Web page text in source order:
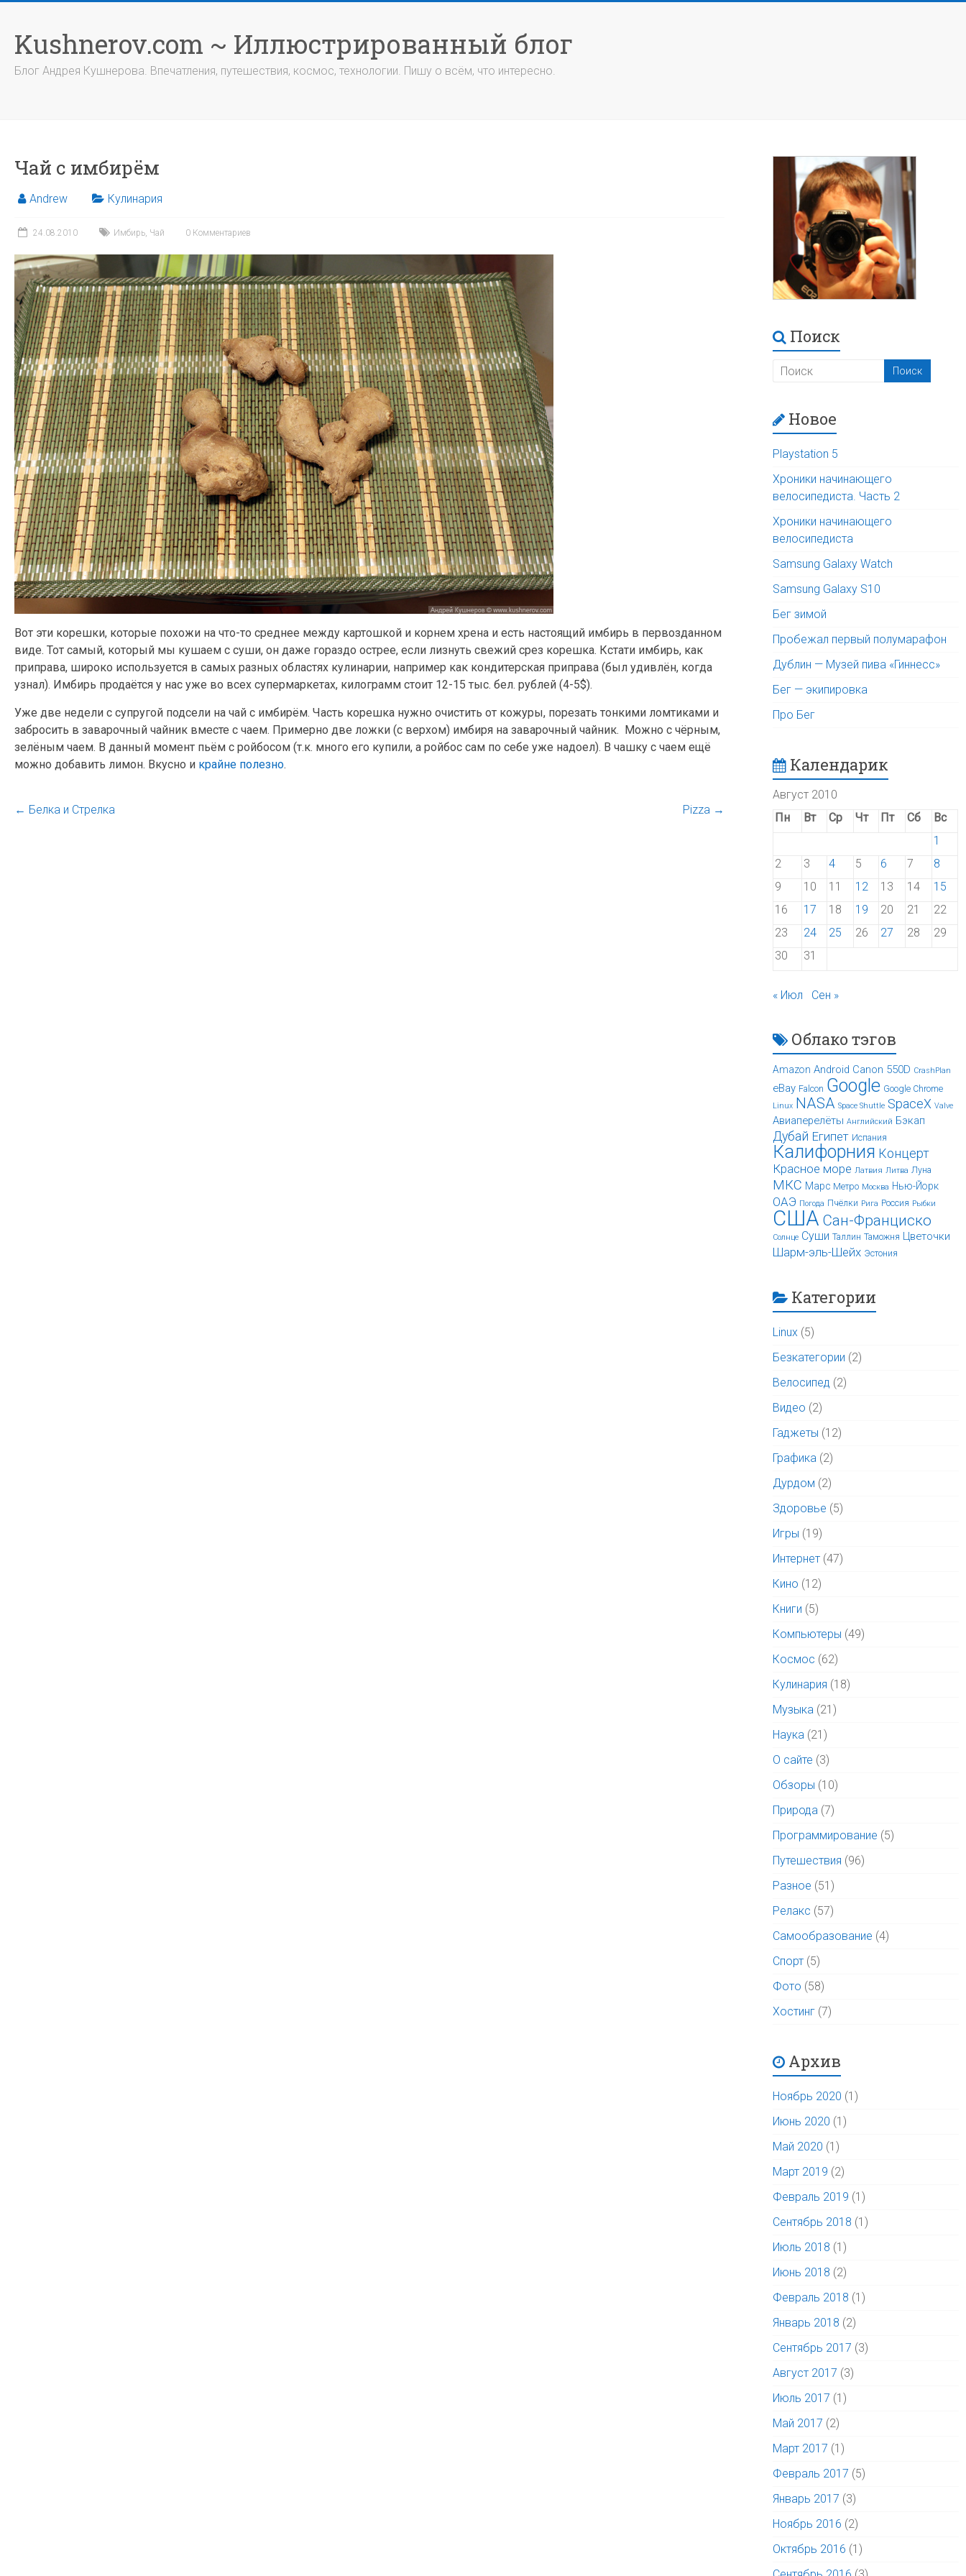
содержимому
Kushnerov.com ~ Иллюстрированный блог
Блог Андрея Кушнерова. Впечатления, путешествия, космос, технологии. Пишу о всём, что интересно.
Чай с имбирём
Andrew Кулинария
24.08.2010 Имбирь, Чай 0 Комментариев
Вот эти корешки, которые похожи на что-то среднее между картошкой и корнем хрена и есть настоящий имбирь в первозданном
виде. Тот самый, который мы кушаем с суши, он даже гораздо острее, если лизнуть свежий срез корешка. Кстати имбирь, как
приправа, широко используется в самых разных областях кулинарии, например как кондитерская приправа (был удивлён, когда
узнал). Имбирь продаётся у нас уже во всех супермаркетах, килограмм стоит 12-15 тыс. бел. рублей (4-5$).
Уже две недели с супругой подсели на чай с имбирём. Часть корешка нужно очистить от кожуры, порезать тонкими ломтиками и
забросить в заварочный чайник вместе с чаем. Примерно две ложки (с верхом) имбиря на заварочный чайник. Можно с чёрным,
зелёным чаем. В данный момент пьём с ройбосом (т.к. много его купили, а ройбос сам по себе уже надоел). В чашку с чаем ещё
можно добавить лимон. Вкусно и крайне полезно.
← Белка и Стрелка Pizza →
Поиск
Новое
Playstation 5
Хроники начинающего
велосипедиста. Часть 2
Хроники начинающего
велосипедиста
Samsung Galaxy Watch
Samsung Galaxy S10
Бег зимой
Пробежал первый полумарафон
Дублин — Музей пива «Гиннесс»
Бег — экипировка
Про Бег
Календарик
Август 2010
Пн
Вт Ср Чт Пт Сб
Вс
1
2
3 4 5 6 7
8
9
10 11 12 13 14
15
16
17 18 19 20 21
22
23
24 25 26 27 28
29
30
31
« Июл Сен »
Облако тэгов
Amazon Android Canon 550D CrashPlan
eBay Falcon Google Google Chrome
Linux NASA Space Shuttle SpaceX Valve
Авиаперелёты Английский Бэкап
Дубай Египет Испания
Калифорния Концерт
Красное море Латвия Литва Луна
МКС Марс Метро Москва Нью-Йорк
ОАЭ Погода Пчёлки Рига Россия Рыбки
США Сан-Франциско
Солнце Суши Таллин Таможня Цветочки
Шарм-эль-Шейх Эстония
Категории
Linux (5)
Безкатегории (2)
Велосипед (2)
Видео (2)
Гаджеты (12)
Графика (2)
Дурдом (2)
Здоровье (5)
Игры (19)
Интернет (47)
Кино (12)
Книги (5)
Компьютеры (49)
Космос (62)
Кулинария (18)
Музыка (21)
Наука (21)
О сайте (3)
Обзоры (10)
Природа (7)
Программирование (5)
Путешествия (96)
Разное (51)
Релакс (57)
Самообразование (4)
Спорт (5)
Фото (58)
Хостинг (7)
Архив
Ноябрь 2020 (1)
Июнь 2020 (1)
Май 2020 (1)
Март 2019 (2)
Февраль 2019 (1)
Сентябрь 2018 (1)
Июль 2018 (1)
Июнь 2018 (2)
Февраль 2018 (1)
Январь 2018 (2)
Сентябрь 2017 (3)
Август 2017 (3)
Июль 2017 (1)
Май 2017 (2)
Март 2017 (1)
Февраль 2017 (5)
Январь 2017 (3)
Ноябрь 2016 (2)
Октябрь 2016 (1)